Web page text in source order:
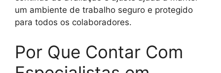
um ambiente de trabalho seguro e protegido
para todos os colaboradores.
Por Que Contar Com